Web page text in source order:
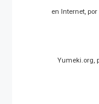
en Internet,
Yumeki.org,